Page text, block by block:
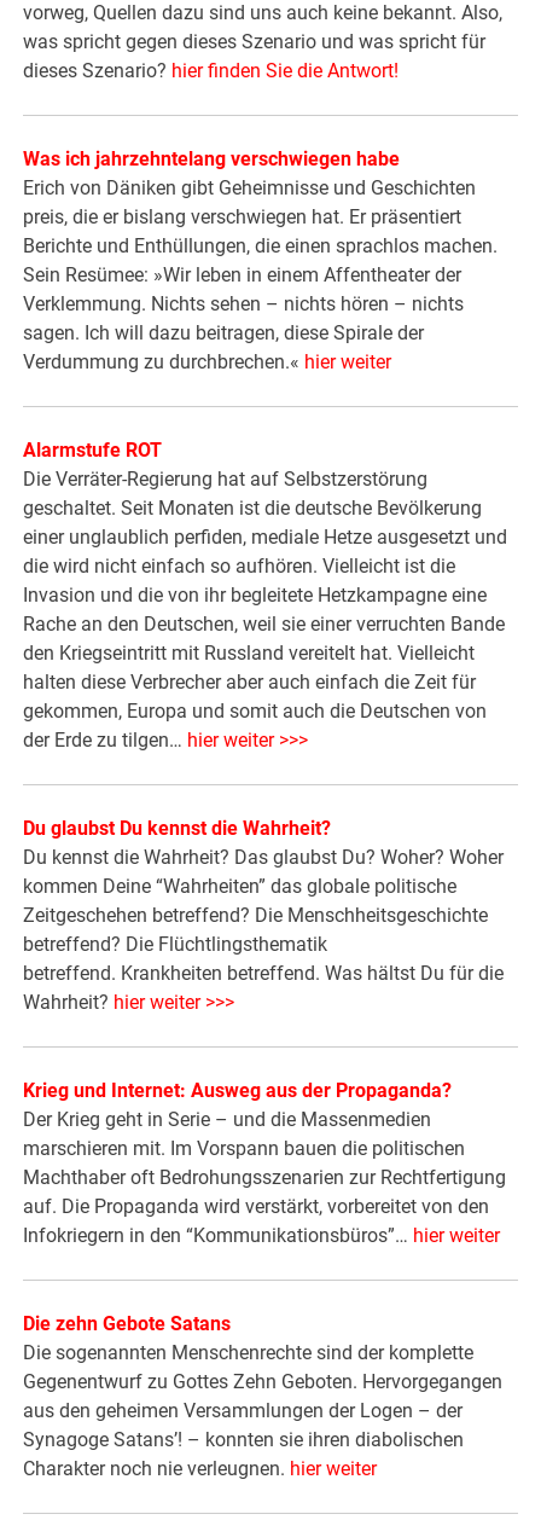
vorweg, Quellen dazu sind uns auch keine bekannt. Also,
was spricht gegen dieses Szenario und was spricht für
dieses Szenario? hier finden Sie die Antwort!
Was ich jahrzehntelang verschwiegen habe
Erich von Däniken gibt Geheimnisse und Geschichten
preis, die er bislang verschwiegen hat. Er präsentiert
Berichte und Enthüllungen, die einen sprachlos machen.
Sein Resümee: »Wir leben in einem Affentheater der
Verklemmung. Nichts sehen – nichts hören – nichts
sagen. Ich will dazu beitragen, diese Spirale der
Verdummung zu durchbrechen.« hier weiter
Alarmstufe ROT
Die Verräter-Regierung hat auf Selbstzerstörung
geschaltet. Seit Monaten ist die deutsche Bevölkerung
einer unglaublich perfiden, mediale Hetze ausgesetzt und
die wird nicht einfach so aufhören. Vielleicht ist die
Invasion und die von ihr begleitete Hetzkampagne eine
Rache an den Deutschen, weil sie einer verruchten Bande
den Kriegseintritt mit Russland vereitelt hat. Vielleicht
halten diese Verbrecher aber auch einfach die Zeit für
gekommen, Europa und somit auch die Deutschen von
der Erde zu tilgen… hier weiter >>>
Du glaubst Du kennst die Wahrheit?
Du kennst die Wahrheit? Das glaubst Du? Woher? Woher
kommen Deine “Wahrheiten” das globale politische
Zeitgeschehen betreffend? Die Menschheitsgeschichte
betreffend? Die Flüchtlingsthematik
betreffend. Krankheiten betreffend. Was hältst Du für die
Wahrheit? hier weiter >>>
Krieg und Internet: Ausweg aus der Propaganda?
Der Krieg geht in Serie – und die Massenmedien
marschieren mit. Im Vorspann bauen die politischen
Machthaber oft Bedrohungsszenarien zur Rechtfertigung
auf. Die Propaganda wird verstärkt, vorbereitet von den
Infokriegern in den “Kommunikationsbüros”… hier weiter
Die zehn Gebote Satans
Die sogenannten Menschenrechte sind der komplette
Gegenentwurf zu Gottes Zehn Geboten. Hervorgegangen
aus den geheimen Versammlungen der Logen – der
Synagoge Satans’! – konnten sie ihren diabolischen
Charakter noch nie verleugnen. hier weiter